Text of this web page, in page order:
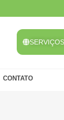
CONTATO